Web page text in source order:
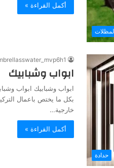
أكمل القراءة »
حدادة
ابواب وشبابيك
ابواب وشبابيك ابواب
بكل ما يختص باعمال
خارجية…
أكمل القراءة »